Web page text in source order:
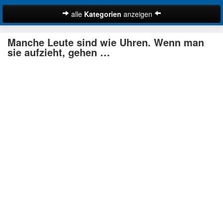
alle Kategorien anzeigen
Bibelzitate
Manche Leute sind wie Uhren. Wenn man
sie aufzieht, gehen …